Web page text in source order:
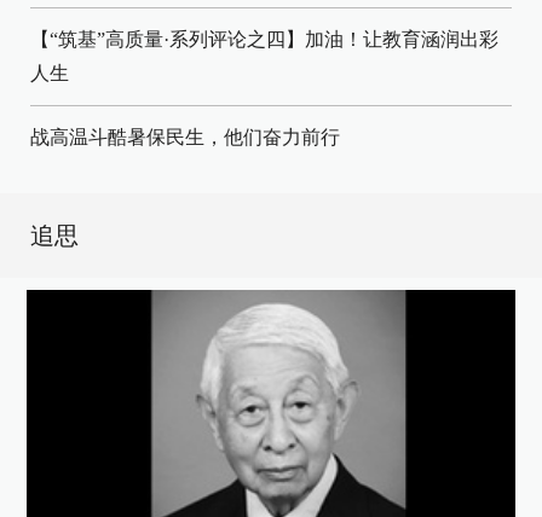
【“筑基”高质量·系列评论之四】加油！让教育涵润出彩
人生
战高温斗酷暑保民生，他们奋力前行
追思